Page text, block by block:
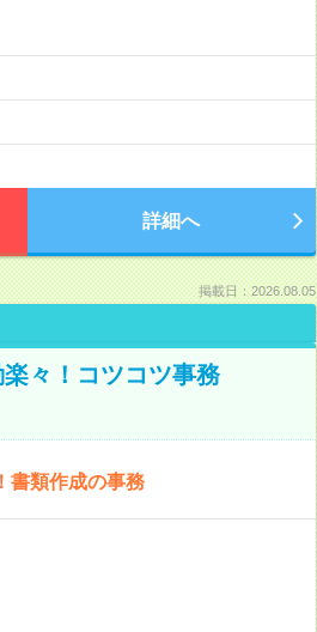
詳細へ
掲載日：2026.08.05
々！コツコツ事務
書類作成の事務